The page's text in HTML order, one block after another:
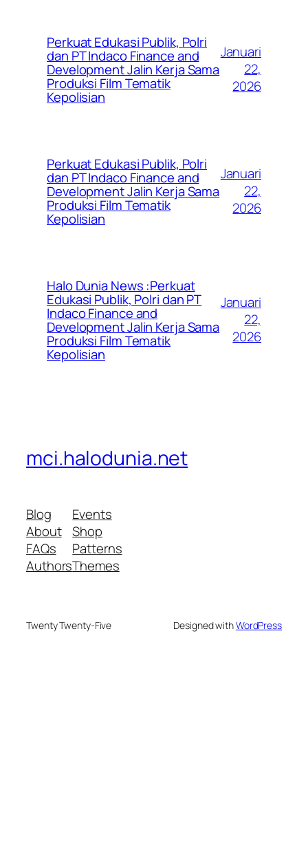
Perkuat Edukasi Publik, Polri
dan PT Indaco Finance and
Development Jalin Kerja Sama
Produksi Film Tematik
Kepolisian
Januari
22,
2026
Perkuat Edukasi Publik, Polri
dan PT Indaco Finance and
Development Jalin Kerja Sama
Produksi Film Tematik
Kepolisian
Januari
22,
2026
Halo Dunia News :Perkuat
Edukasi Publik, Polri dan PT
Indaco Finance and
Development Jalin Kerja Sama
Produksi Film Tematik
Kepolisian
Januari
22,
2026
mci.halodunia.net
Blog
About
FAQs
Authors
Events
Shop
Patterns
Themes
Twenty Twenty-Five Designed withWordPress